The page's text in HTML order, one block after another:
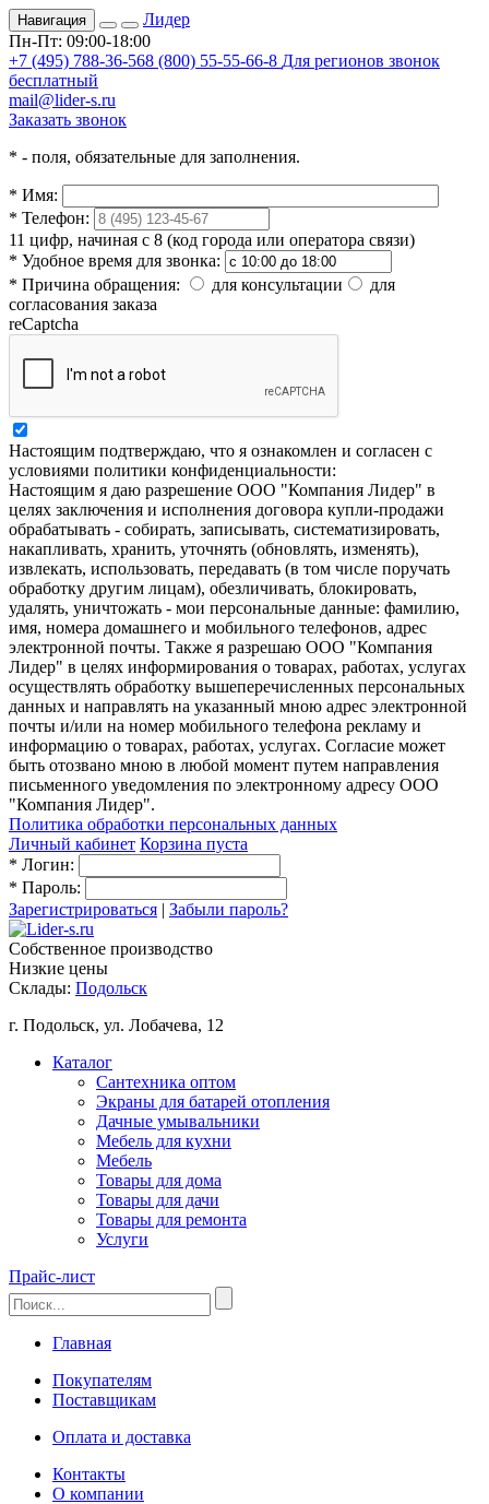
Навигация
Лидер
Пн-Пт: 09:00-18:00
+7 (495) 788-36-568 (800) 55-55-66-8 Для регионов звонок
бесплатный
mail@lider-s.ru
Заказать звонок
* - поля, обязательные для заполнения.
* Имя:
* Телефон:
11 цифр, начиная с 8 (код города или оператора связи)
* Удобное время для звонка:
* Причина обращения: для консультации
для
согласования заказа
reCaptcha
Настоящим подтверждаю, что я ознакомлен и согласен с
условиями политики конфиденциальности:
Настоящим я даю разрешение ООО "Компания Лидер" в
целях заключения и исполнения договора купли-продажи
обрабатывать - собирать, записывать, систематизировать,
накапливать, хранить, уточнять (обновлять, изменять),
извлекать, использовать, передавать (в том числе поручать
обработку другим лицам), обезличивать, блокировать,
удалять, уничтожать - мои персональные данные: фамилию,
имя, номера домашнего и мобильного телефонов, адрес
электронной почты. Также я разрешаю ООО "Компания
Лидер" в целях информирования о товарах, работах, услугах
осуществлять обработку вышеперечисленных персональных
данных и направлять на указанный мною адрес электронной
почты и/или на номер мобильного телефона рекламу и
информацию о товарах, работах, услугах. Согласие может
быть отозвано мною в любой момент путем направления
письменного уведомления по электронному адресу ООО
"Компания Лидер".
Политика обработки персональных данных
Личный кабинет Корзина пуста
* Логин:
* Пароль:
Зарегистрироваться | Забыли пароль?
Собственное производство
Низкие цены
Склады: Подольск
г. Подольск, ул. Лобачева, 12
Каталог
Сантехника оптом
Экраны для батарей отопления
Дачные умывальники
Мебель для кухни
Мебель
Товары для дома
Товары для дачи
Товары для ремонта
Услуги
Прайс-лист
Главная
Покупателям
Поставщикам
Оплата и доставка
Контакты
О компании